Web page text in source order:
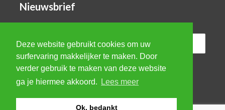
Deze website gebruikt cookies om uw
surfervaring makkelijker te maken. Door
verder gebruik te maken van deze website
ga je hiermee akkoord.
Lees meer
Ok, bedankt
Nieuwsbrief